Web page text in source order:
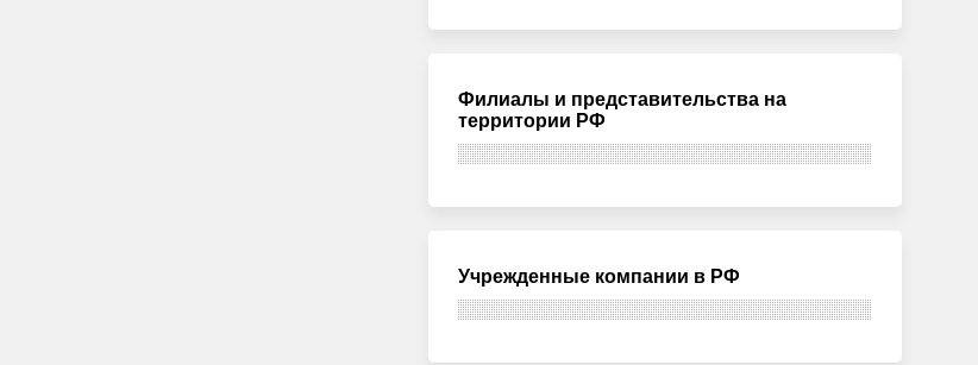
Филиалы и представительства на
территории РФ
Учрежденные компании в РФ